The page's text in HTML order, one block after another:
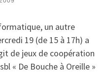
un autre
19 (de 15 à 17h) a
de jeux de coopération
« De Bouche à Oreille »